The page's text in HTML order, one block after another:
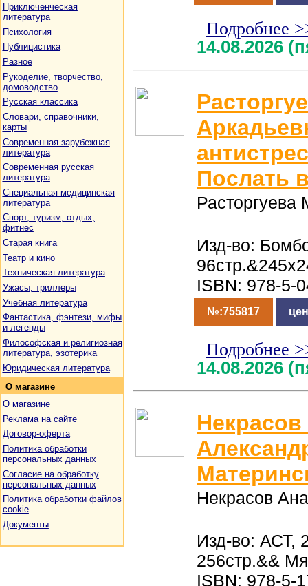
Приключенческая
литература
Психология
Публицистика
Разное
Рукоделие, творчество,
домоводство
Русская классика
Словари, справочники,
карты
Современная зарубежная
литература
Современная русская
литература
Специальная медицинская
литература
Спорт, туризм, отдых,
фитнес
Старая книга
Театр и кино
Техническая литература
Ужасы, триллеры
Учебная литература
Фантастика, фэнтези, мифы
и легенды
Философская и религиозная
литература, эзотерика
Юридическая литература
О магазине
О магазине
Реклама на сайте
Договор-оферта
Политика обработки
персональных данных
Согласие на обработку
персональных данных
Политика обработки файлов
cookie
Документы
Подробнее
14.08.2026
Послать
Изд-во:
ISBN: 978-5-
№:755817
Подробнее
14.08.2026
Некрасов
Изд-во: АСТ,
256стр.&&
ISBN: 978-5-